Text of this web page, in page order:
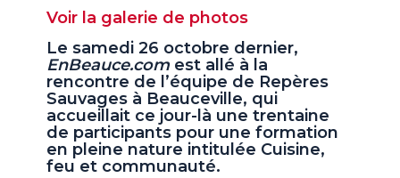
Voir la galerie de photos
Le samedi 26 octobre dernier,
EnBeauce.com est allé à la
rencontre de l’équipe de Repères
Sauvages à Beauceville, qui
accueillait ce jour-là une trentaine
de participants pour une formation
en pleine nature intitulée Cuisine,
feu et communauté.